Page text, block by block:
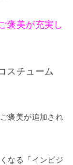
褒美が充実し
スチューム
褒美が追加され
なる「インビジ